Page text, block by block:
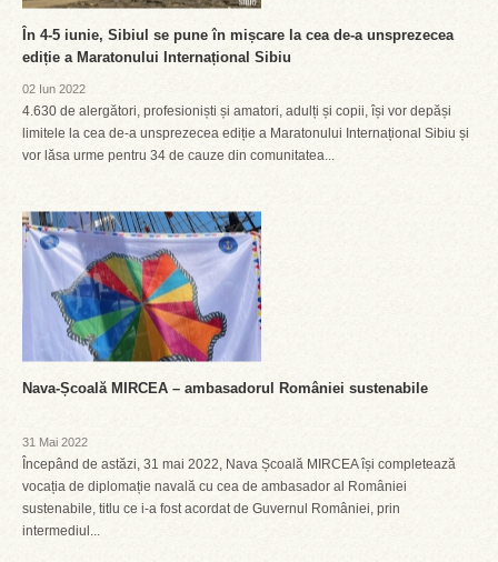
În 4-5 iunie, Sibiul se pune în mișcare la cea de-a unsprezecea
ediție a Maratonului Internațional Sibiu
02 Iun 2022
4.630 de alergători, profesioniști și amatori, adulți și copii, își vor depăși
limitele la cea de-a unsprezecea ediție a Maratonului Internațional Sibiu și
vor lăsa urme pentru 34 de cauze din comunitatea...
Nava-Școală MIRCEA – ambasadorul României sustenabile
31 Mai 2022
Începând de astăzi, 31 mai 2022, Nava Școală MIRCEA își completează
vocația de diplomație navală cu cea de ambasador al României
sustenabile, titlu ce i-a fost acordat de Guvernul României, prin
intermediul...